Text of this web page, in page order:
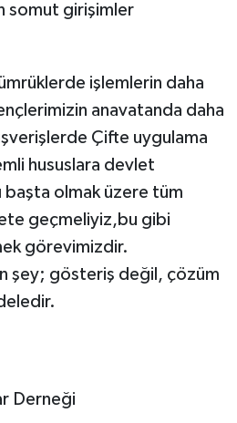
somut girişimler
işlemlerin daha
anavatanda daha
Çifte uygulama
hususlara devlet
başta olmak üzere tüm
geçmeliyiz,bu gibi
görevimizdir.
şey; gösteriş değil, çözüm
Derneği